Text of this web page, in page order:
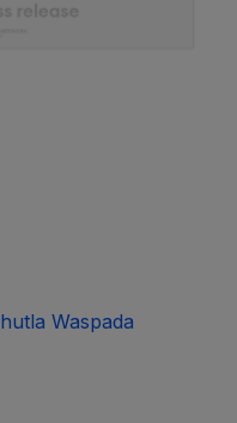
Waspada